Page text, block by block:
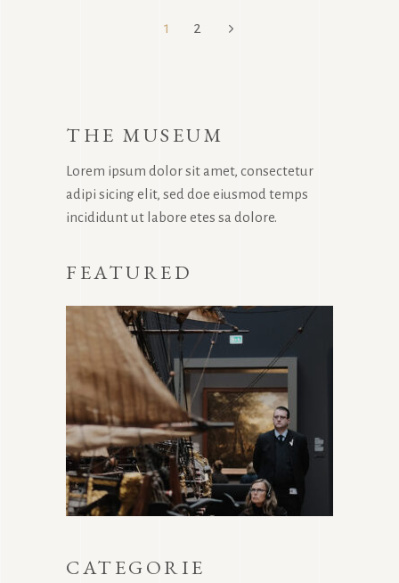
1 2
THE MUSEUM
Lorem ipsum dolor sit amet, consectetur
adipi sicing elit, sed doe eiusmod temps
incididunt ut labore etes sa dolore.
FEATURED
CATEGORIE